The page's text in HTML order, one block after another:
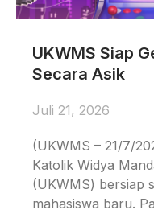
UKWMS Siap
Secara Asik
Juli 21, 2026
(UKWMS – 21/7/
Katolik Widya
(UKWMS) bersiap
mahasiswa baru.